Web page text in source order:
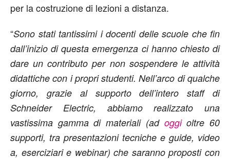
per la costruzione di lezioni a distanza.
“Sono stati tantissimi i docenti delle scuole che fin
dall’inizio di questa emergenza ci hanno chiesto di
dare un contributo per non sospendere le attività
didattiche con i propri studenti. Nell’arco di qualche
giorno, grazie al supporto dell’intero staff di
Schneider Electric, abbiamo realizzato una
vastissima gamma di materiali (ad oggioltre 60
supporti, tra presentazioni tecniche e guide, video
a, eserciziari e webinar) che saranno proposti con